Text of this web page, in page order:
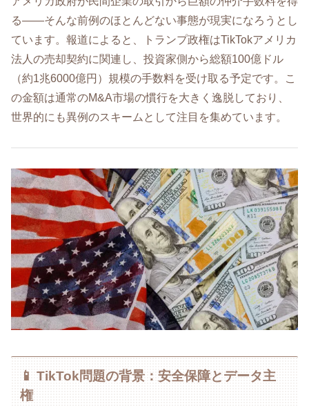
る――そんな前例のほとんどない事態が現実になろうとし
ています。報道によると、トランプ政権はTikTokアメリカ
法人の売却契約に関連し、投資家側から総額100億ドル
（約1兆6000億円）規模の手数料を受け取る予定です。こ
の金額は通常のM&A市場の慣行を大きく逸脱しており、
世界的にも異例のスキームとして注目を集めています。
📱 TikTok問題の背景：安全保障とデータ主
権